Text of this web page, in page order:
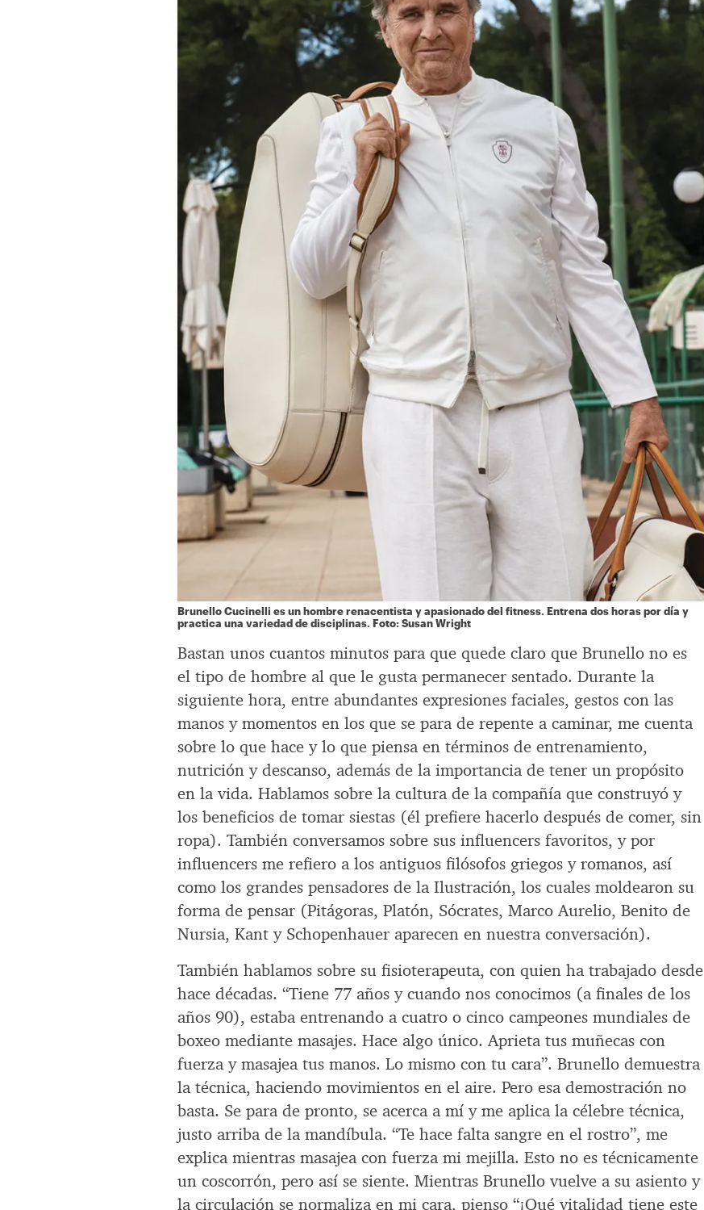
Brunello Cucinelli es un hombre renacentista y apasionado del fitness. Entrena dos horas por día y
practica una variedad de disciplinas. Foto: Susan Wright
Bastan unos cuantos minutos para que quede claro que Brunello no es
el tipo de hombre al que le gusta permanecer sentado. Durante la
siguiente hora, entre abundantes expresiones faciales, gestos con las
manos y momentos en los que se para de repente a caminar, me cuenta
sobre lo que hace y lo que piensa en términos de entrenamiento,
nutrición y descanso, además de la importancia de tener un propósito
en la vida. Hablamos sobre la cultura de la compañía que construyó y
los beneficios de tomar siestas (él prefiere hacerlo después de comer, sin
ropa). También conversamos sobre sus influencers favoritos, y por
influencers me refiero a los antiguos filósofos griegos y romanos, así
como los grandes pensadores de la Ilustración, los cuales moldearon su
forma de pensar (Pitágoras, Platón, Sócrates, Marco Aurelio, Benito de
Nursia, Kant y Schopenhauer aparecen en nuestra conversación).
También hablamos sobre su fisioterapeuta, con quien ha trabajado desde
hace décadas. “Tiene 77 años y cuando nos conocimos (a finales de los
años 90), estaba entrenando a cuatro o cinco campeones mundiales de
boxeo mediante masajes. Hace algo único. Aprieta tus muñecas con
fuerza y masajea tus manos. Lo mismo con tu cara”. Brunello demuestra
la técnica, haciendo movimientos en el aire. Pero esa demostración no
basta. Se para de pronto, se acerca a mí y me aplica la célebre técnica,
justo arriba de la mandíbula. “Te hace falta sangre en el rostro”, me
explica mientras masajea con fuerza mi mejilla. Esto no es técnicamente
un coscorrón, pero así se siente. Mientras Brunello vuelve a su asiento y
la circulación se normaliza en mi cara, pienso “¡Qué vitalidad tiene este